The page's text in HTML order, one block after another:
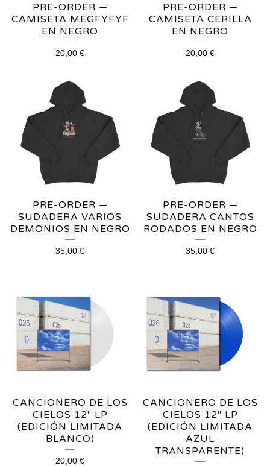
PRE-ORDER —
CAMISETA MEGFYFYF
EN NEGRO
20,00 €
PRE-ORDER —
CAMISETA CERILLA
EN NEGRO
20,00 €
PRE-ORDER —
SUDADERA VARIOS
DEMONIOS EN NEGRO
35,00 €
PRE-ORDER —
SUDADERA CANTOS
RODADOS EN NEGRO
35,00 €
CANCIONERO DE LOS
CIELOS 12" LP
(EDICIÓN LIMITADA
BLANCO)
20,00 €
CANCIONERO DE LOS
CIELOS 12" LP
(EDICIÓN LIMITADA
AZUL
TRANSPARENTE)